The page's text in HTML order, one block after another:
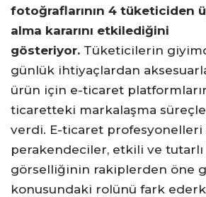
fotoğraflarının 4 tüketiciden
alma kararını etkilediğini
gösteriyor. Tüketicilerin
günlük ihtiyaçlardan
ürün için e-ticaret
ticaretteki markalaşma
verdi. E-ticaret profesyonelleri
perakendeciler, etkili ve
görselliğinin rakiplerden öne
konusundaki rolünü fark